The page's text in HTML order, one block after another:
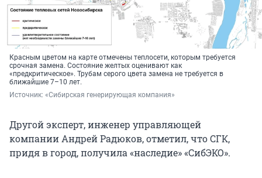
Красным цветом на карте отмечены теплосети, которым требуется
срочная замена. Состояние желтых оценивают как
«предкритическое». Трубам серого цвета замена не требуется в
ближайшие 7–10 лет.
Источник: «Сибирская генерирующая компания»
Другой эксперт, инженер управляющей
компании Андрей Радюков, отметил, что СГК,
придя в город, получила «наследие» «СибЭКО».